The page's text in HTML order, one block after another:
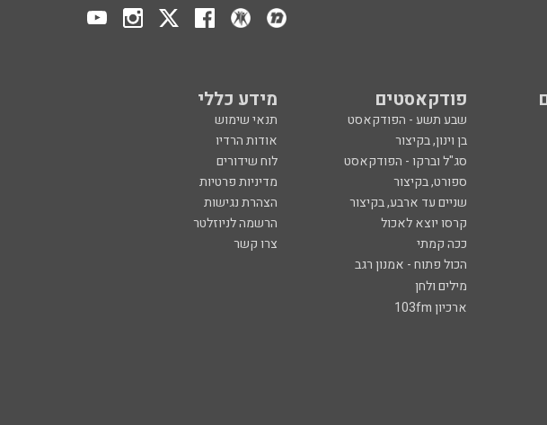
פודקאסטים מידע כללי
שבע תשע - הפודקאסט
תנאי שימוש
בן וינון, בקיצור
אודות הרדיו
סג"ל וברקו - הפודקאסט
לוח שידורים
ספורט, בקיצור
מדיניות פרטיות
שניים עד ארבע, בקיצור
הצהרת נגישות
קרסו יוצא לאכול
הרשמה לניוזלטר
ככה קמתי
צרו קשר
הכול פתוח - אמנון רגב
מילים ולחן
ארכיון 103fm